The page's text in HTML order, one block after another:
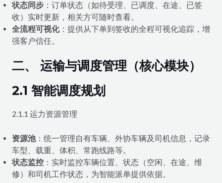
状态同步：订单状态（如待受理、已调度、在途、已签
收）实时更新，相关方可随时查看。
全流程可视化：提供从下单到签收的全程可视化追踪，增
强客户信任。
二、 运输与调度管理（核心模块）
2.1 智能调度规划
2.1.1 运力资源管理
资源池：统一管理自有车辆、外协车辆及司机信息，记录
车型、载重、体积、常跑线路等。
状态监控：实时监控车辆位置、状态（空闲、在途、维
修）和司机工作状态，为智能派单提供依据。